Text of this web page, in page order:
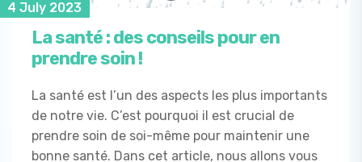
4 July 2023
La santé : des conseils pour en
prendre soin !
La santé est l’un des aspects les plus importants
de notre vie. C’est pourquoi il est crucial de
prendre soin de soi-même pour maintenir une
bonne santé. Dans cet article, nous allons vous